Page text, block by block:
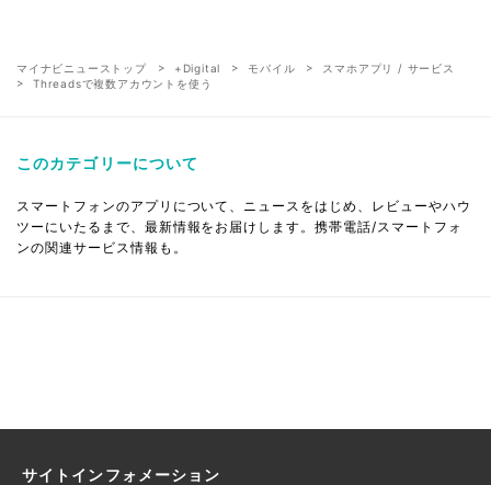
マイナビニューストップ +Digital モバイル
スマホアプリ / サービス
Threadsで複数アカウントを使う
このカテゴリーについて
スマートフォンのアプリについて、ニュースをはじめ、レビューやハウ
ツーにいたるまで、最新情報をお届けします。携帯電話/スマートフォ
ンの関連サービス情報も。
サイトインフォメーション